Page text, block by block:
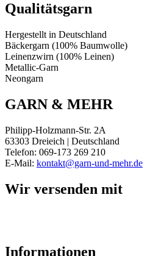
Qualitätsgarn
Hergestellt in Deutschland
Bäckergarn (100% Baumwolle)
Leinenzwirn (100% Leinen)
Metallic-Garn
Neongarn
GARN & MEHR
Philipp-Holzmann-Str. 2A
63303 Dreieich | Deutschland
Telefon: 069-173 269 210
E-Mail: kontakt@garn-und-mehr.de
Wir versenden mit
Informationen